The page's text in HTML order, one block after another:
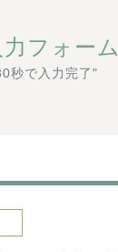
フォーム
秒で入力完了"